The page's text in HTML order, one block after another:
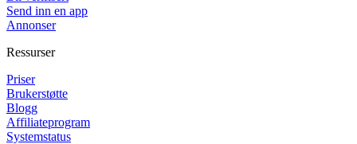
Send inn en app
Annonser
Ressurser
Priser
Brukerstøtte
Blogg
Affiliateprogram
Systemstatus